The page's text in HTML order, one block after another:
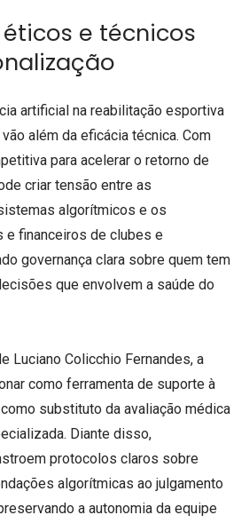
e técnicos
artificial na reabilitação esportiva
além da eficácia técnica. Com
para acelerar o retorno de
criar tensão entre as
algorítmicos e os
financeiros de clubes e
governança clara sobre quem tem
que envolvem a saúde do
Luciano Colicchio Fernandes, a
como ferramenta de suporte à
substituto da avaliação médica
Diante disso,
protocolos claros sobre
algorítmicas ao julgamento
a autonomia da equipe